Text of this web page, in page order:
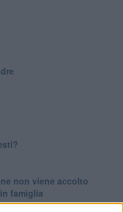
non viene accolto
famiglia